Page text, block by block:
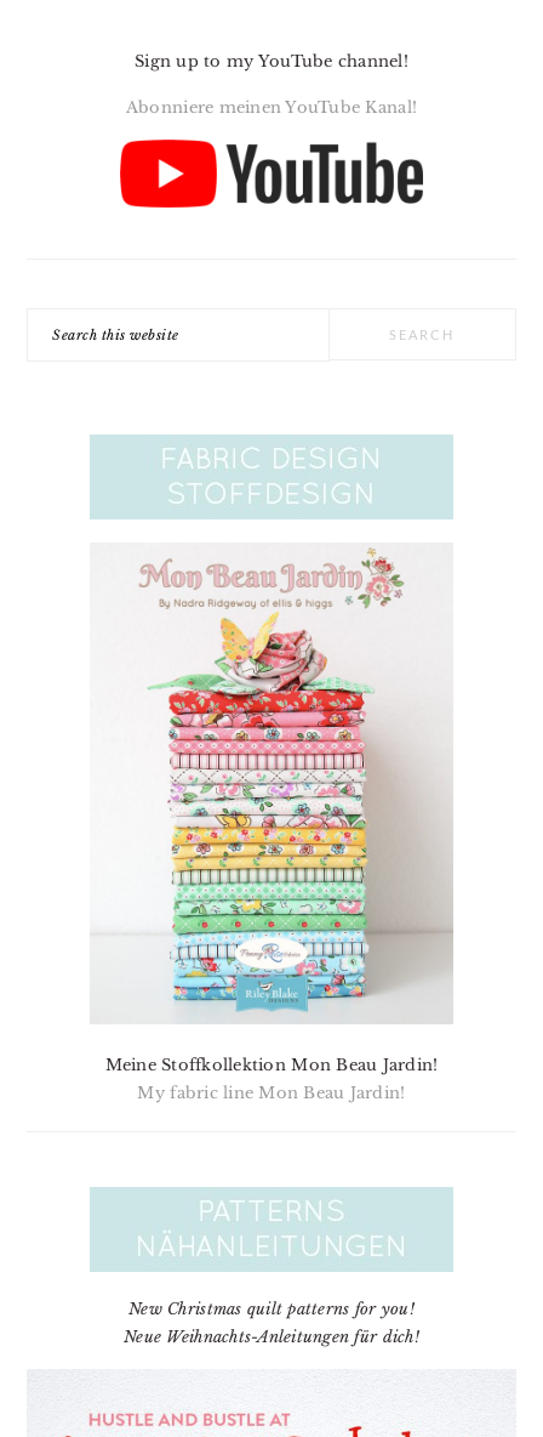
Sign up to my YouTube channel!
Abonniere meinen YouTube Kanal!
Meine Stoffkollektion Mon Beau Jardin!
My fabric line Mon Beau Jardin!
New Christmas quilt patterns for you!
Neue Weihnachts-Anleitungen für dich!